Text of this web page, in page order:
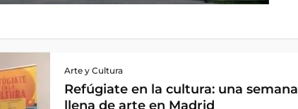
Arte y Cultura
Refúgiate en la cultura: una semana
llena de arte en Madrid